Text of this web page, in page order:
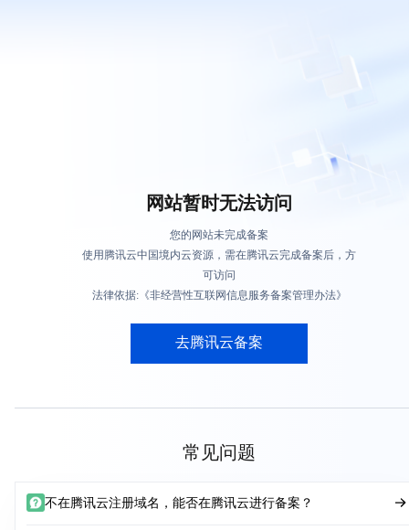
网站暂时无法访问
您的网站未完成备案
使用腾讯云中国境内云资源，需在腾讯云完成备案后，方
可访问
法律依据:《非经营性互联网信息服务备案管理办法》
去腾讯云备案
常见问题
不在腾讯云注册域名，能否在腾讯云进行备案？